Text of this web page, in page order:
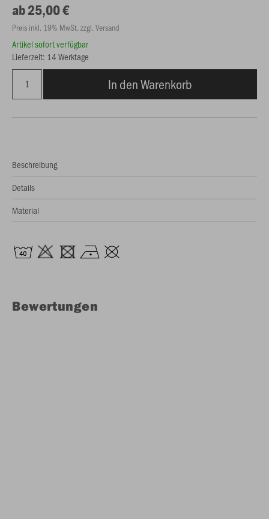
ab 25,00 €
Preis inkl. 19% MwSt. zzgl. Versand
Artikel sofort verfügbar
Lieferzeit: 14 Werktage
In den Warenkorb
Beschreibung
Details
Material
Bewertungen